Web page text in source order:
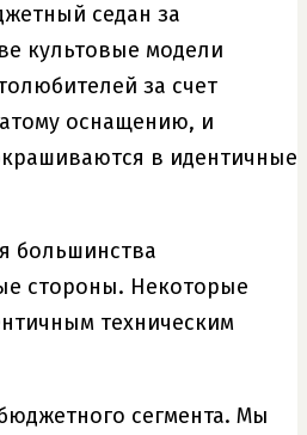
седан за
культовые модели
за счет
оснащению, и
в идентичные
большинства
стороны. Некоторые
техническим
сегмента. Мы